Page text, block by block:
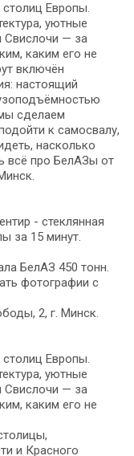
Европы.
уютные
Свислочи — за
каким его не
включён
настоящий
сделаем
к самосвалу,
насколько
всё про БелАЗы от
- стеклянная
за 15 минут.
БелАЗ 450 тонн.
фотографии с
2, г. Минск.
Европы.
уютные
Свислочи — за
каким его не
и Красного